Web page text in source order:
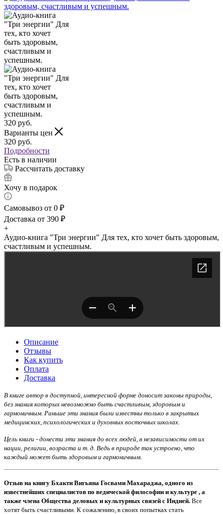
320 руб.
Варианты цен
320 руб.
Подробности
Есть в наличии
Рассчитать доставку
Хочу в подарок
Самовывоз от 0 ₽
Доставка от 390 ₽
+
Аудио-книга "Три энергии" Для тех, кто хочет быть здоровым,
счастливым и успешным.
Описание
Отзывы
Как купить
Оплата
Доставка
В книге автор в доступной, интересной форме доносит законы природы,
без знания которых невозможно быть счастливым, здоровым и
гармоничным. Раньше эти знания были известны только в закрытых
медицинских, психологических и духовных восточных школах.
Цель книги - донести эти знания до всех людей, в независимости от их
нации, религии, возраста и т. д. Ведь в природе так устроено, что
каждый может быть здоровым и гармоничным.
Отзыв на книгу Бхакти Вигьяна Госвами Махараджа, одного из
известнейших специалистов по ведической философии и культуре , а
также члена Общества деловых и культурных связей с Индией. Все
хотят быть счастливыми. К сожалению, в своих попытках стать